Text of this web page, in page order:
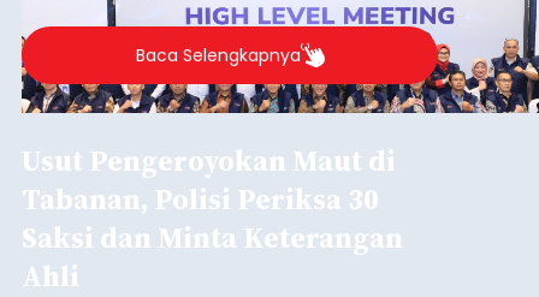
Baca Selengkapnya
Usut Pengeroyokan Maut di
Tabanan, Polisi Periksa 30
Saksi dan Minta Keterangan
Ahli